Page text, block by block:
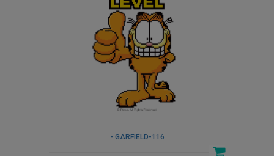
- GARFIELD-116